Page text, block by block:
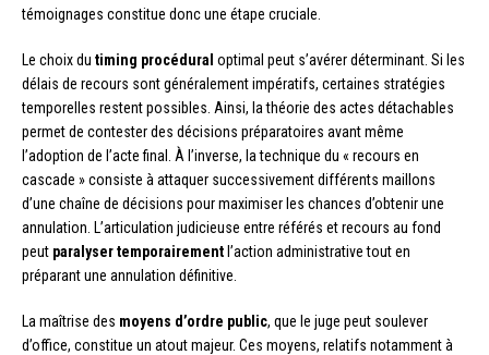
témoignages constitue donc une étape cruciale.
Le choix du timing procédural optimal peut s’avérer déterminant. Si les
délais de recours sont généralement impératifs, certaines stratégies
temporelles restent possibles. Ainsi, la théorie des actes détachables
permet de contester des décisions préparatoires avant même
l’adoption de l’acte final. À l’inverse, la technique du « recours en
cascade » consiste à attaquer successivement différents maillons
d’une chaîne de décisions pour maximiser les chances d’obtenir une
annulation. L’articulation judicieuse entre référés et recours au fond
peut paralyser temporairement l’action administrative tout en
préparant une annulation définitive.
La maîtrise des moyens d’ordre public, que le juge peut soulever
d’office, constitue un atout majeur. Ces moyens, relatifs notamment à